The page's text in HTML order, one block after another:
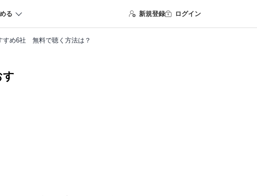
る 新規登録 ログイン
すめ6社 無料で聴く方法は？
す